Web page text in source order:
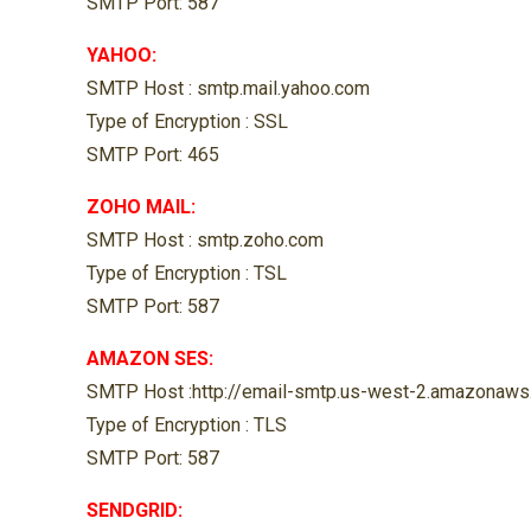
YAHOO:
SMTP Host : smtp.mail.yahoo.com
Type of Encryption : SSL
SMTP Port: 465
ZOHO MAIL:
SMTP Host : smtp.zoho.com
Type of Encryption : TSL
SMTP Port: 587
AMAZON SES:
SMTP Host :http://email-smtp.us-west-
Type of Encryption : TLS
SMTP Port: 587
SENDGRID: